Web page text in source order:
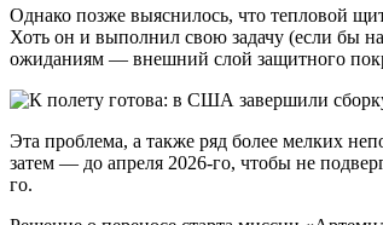
Однако позже выяснилось, что тепловой
Хоть он и выполнил свою задачу (если бы
ожиданиям — внешний слой защитного
Эта проблема, а также ряд более мелких
затем — до апреля 2026-го, чтобы не
го.